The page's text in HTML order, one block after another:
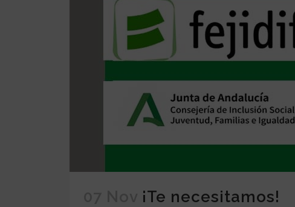
¡Te necesitamos!